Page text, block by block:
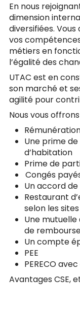
En nous
dimension
diversifiées.
vos
métiers en
l’égalité des
UTAC est en
son marché et
agilité pour
Nous vous offrons
Une prime
d’habitation
Prime de
Congés
Un accord
Restaurant
selon les
Une
de
Un compte
PEE
PERECO
Avantages CSE,